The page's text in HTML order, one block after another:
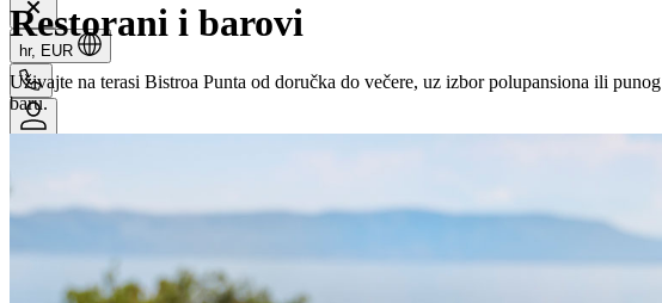
hr, EUR
Restorani i barovi
Uživajte na terasi Bistroa Punta od doručka do večere, uz izbor polupansiona ili
baru.